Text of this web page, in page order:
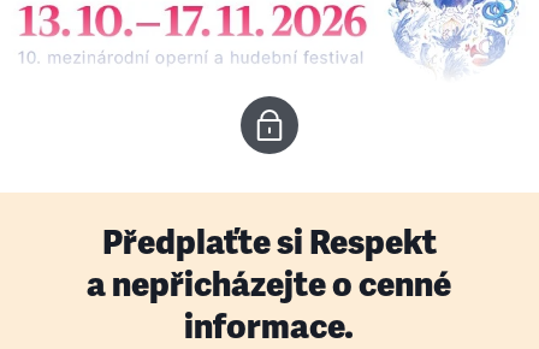
Předplaťte si Respekt
a nepřicházejte o cenné
informace.